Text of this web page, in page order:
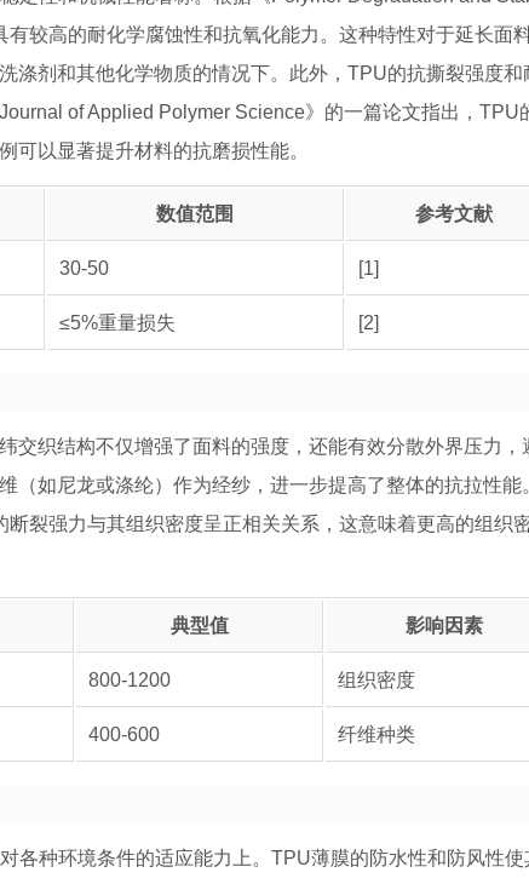
较高的耐化学腐蚀性和抗氧化能力。这种特性对于延长面
涤剂和其他化学物质的情况下。此外，TPU的抗撕裂强度和
of Applied Polymer Science》的一篇论文指出，TPU
可以显著提升材料的抗磨损性能。
数值范围 参考文献
30-50 [1]
≤5%重量损失 [2]
交织结构不仅增强了面料的强度，还能有效分散外界压力，
（如尼龙或涤纶）作为经纱，进一步提高了整体的抗拉性能
裂强力与其组织密度呈正相关关系，这意味着更高的组织
典型值 影响因素
800-1200 组织密度
400-600 纤维种类
各种环境条件的适应能力上。TPU薄膜的防水性和防风性使